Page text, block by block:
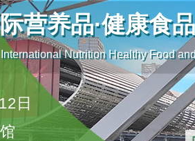
营养品·健康食
Nutrition Healthy Food
日